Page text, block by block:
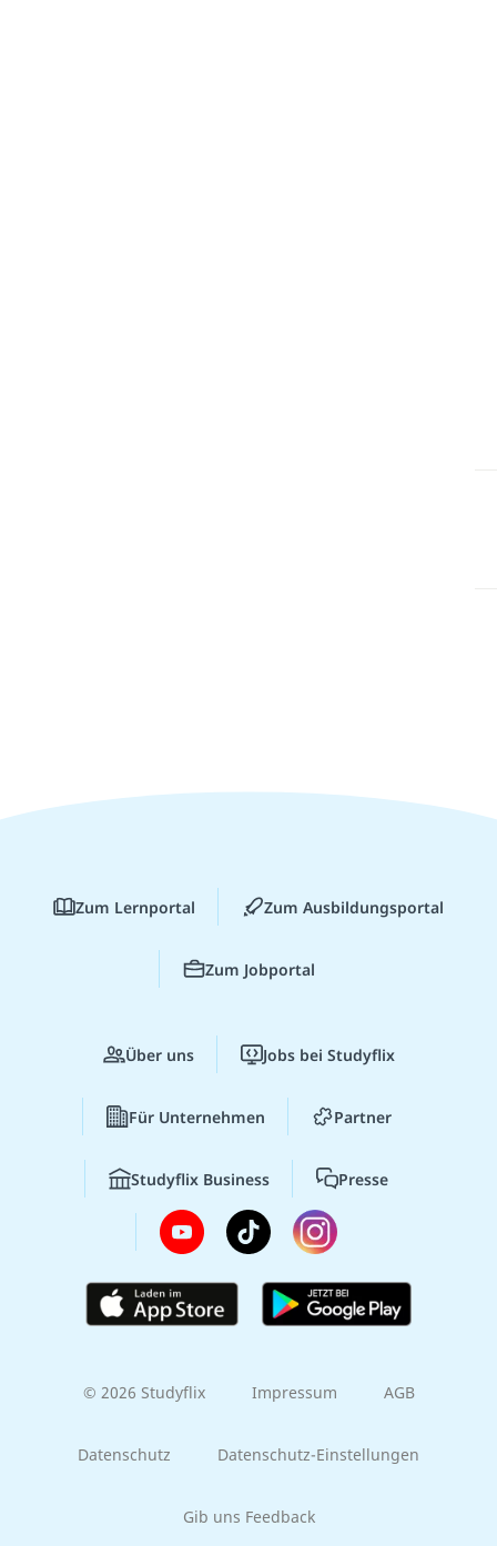
Zum Lernportal Zum Ausbildungsportal
Zum Jobportal
Über uns Jobs bei Studyflix
Für Unternehmen Partner
Studyflix Business Presse
© 2026 Studyflix Impressum AGB
Datenschutz Datenschutz-Einstellungen
Gib uns Feedback